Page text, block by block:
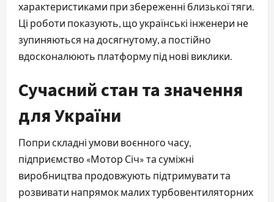
характеристиками при збереженні близької тяги.
Ці роботи показують, що українські інженери не
зупиняються на досягнутому, а постійно
вдосконалюють платформу під нові виклики.
Сучасний стан та значення
для України
Попри складні умови воєнного часу,
підприємство «Мотор Січ» та суміжні
виробництва продовжують підтримувати та
розвивати напрямок малих турбовентиляторних